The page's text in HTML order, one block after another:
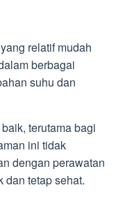
relatif mudah
berbagai
suhu dan
terutama bagi
ini tidak
dengan perawatan
dan tetap sehat.